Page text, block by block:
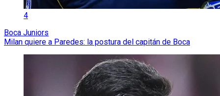
4
Boca Juniors
Milan quiere a Paredes: la postura del capitán de Boca